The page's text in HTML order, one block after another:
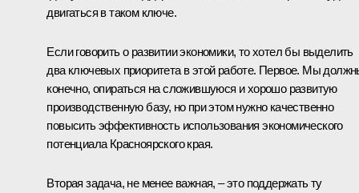
двигаться в таком ключе.
Если говорить о развитии экономики, то хотел бы выделить
два ключевых приоритета в этой работе. Первое. Мы
конечно, опираться на сложившуюся и хорошо развитую
производственную базу, но при этом нужно качественно
повысить эффективность использования экономического
потенциала Красноярского края.
Вторая задача, не менее важная, – это поддержать ту